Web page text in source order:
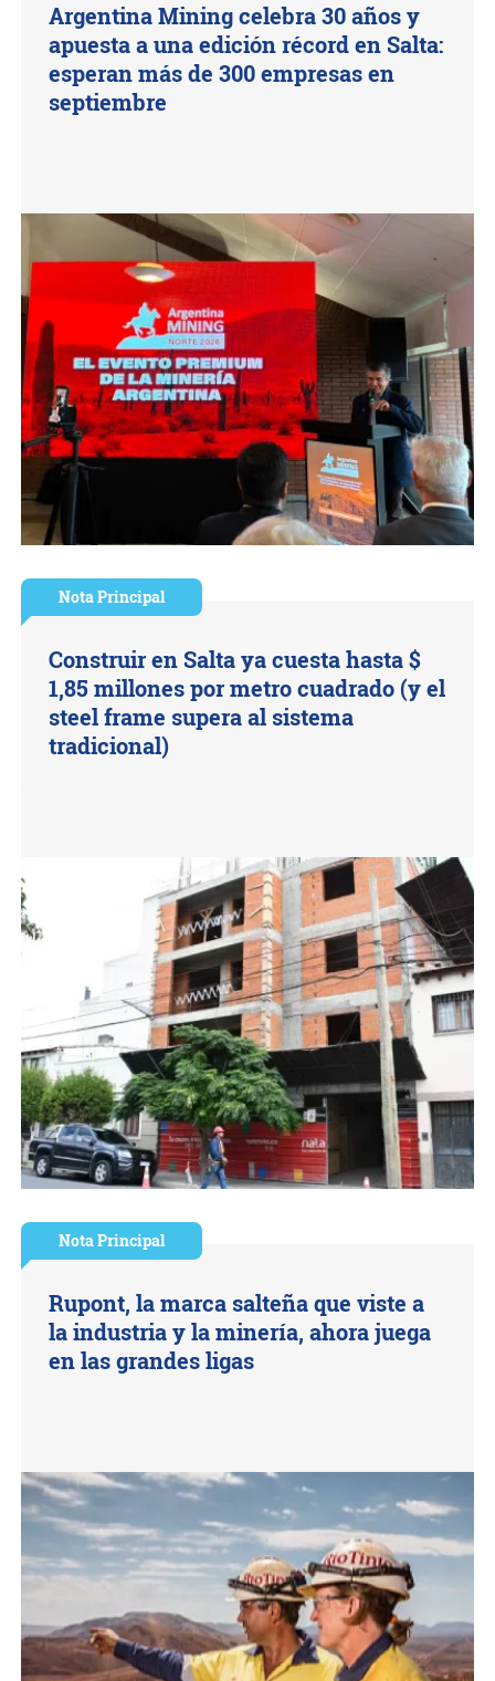
Argentina Mining celebra 30 años y
apuesta a una edición récord en Salta:
esperan más de 300 empresas en
septiembre
Nota Principal
Construir en Salta ya cuesta hasta $
1,85 millones por metro cuadrado (y el
steel frame supera al sistema
tradicional)
Nota Principal
Rupont, la marca salteña que viste a
la industria y la minería, ahora juega
en las grandes ligas